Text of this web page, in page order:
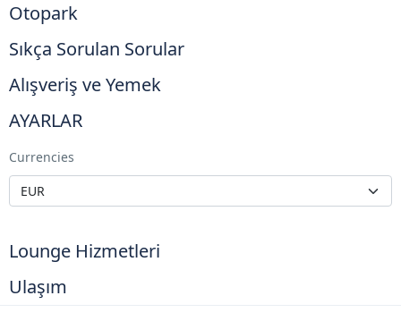
Otopark
Sıkça Sorulan Sorular
Alışveriş ve Yemek
AYARLAR
Currencies
Lounge Hizmetleri
Ulaşım